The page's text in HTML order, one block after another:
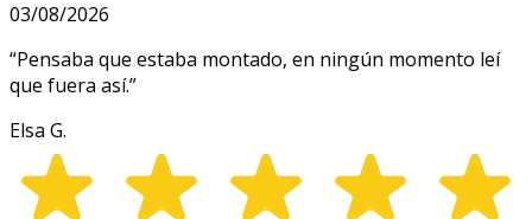
03/08/2026
“Pensaba que estaba montado, en ningún momento leí
que fuera así.”
Elsa G.